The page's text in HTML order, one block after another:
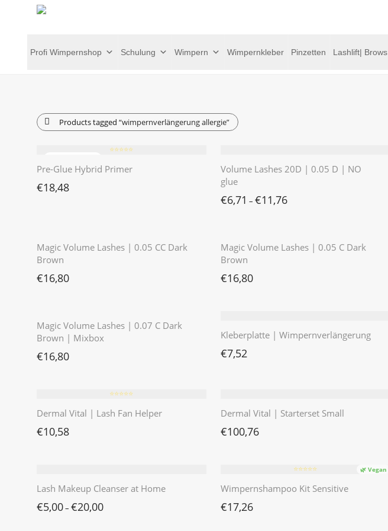
Profi Wimpernshop Schulung Wimpern Wimpernkleber Pinzetten Lashlift| Brows
Products tagged “wimpernverlängerung allergie”
⭐️⭐️⭐️⭐️⭐️
Pre-Glue Hybrid Primer
€18,48
Volume Lashes 20D | 0.05 D | NO
glue
€6,71 – €11,76
Magic Volume Lashes | 0.05 CC Dark
Brown
€16,80
Magic Volume Lashes | 0.05 C Dark
Brown
€16,80
Magic Volume Lashes | 0.07 C Dark
Brown | Mixbox
€16,80
Kleberplatte | Wimpernverlängerung
€7,52
⭐️⭐️⭐️⭐️⭐️
Dermal Vital | Lash Fan Helper
€10,58
Dermal Vital | Starterset Small
€100,76
Lash Makeup Cleanser at Home
€5,00– €20,00
⭐️⭐️⭐️⭐️⭐️ 🌿 Vegan
Wimpernshampoo Kit Sensitive
€17,26